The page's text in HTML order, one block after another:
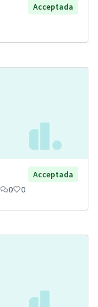
Acceptada
Acceptada
0 0